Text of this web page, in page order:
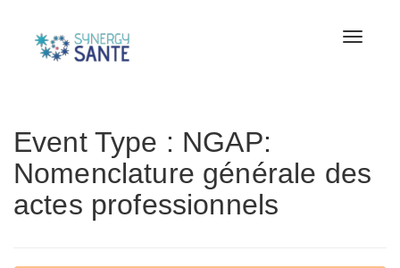
Toggle
Event Type : NGAP:
Nomenclature générale des
actes professionnels